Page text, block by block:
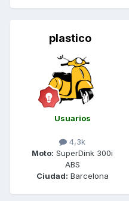
plastico
Usuarios
4,3k
Moto: SuperDink 300i
ABS
Ciudad: Barcelona